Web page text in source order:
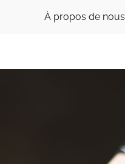
À propos de nous